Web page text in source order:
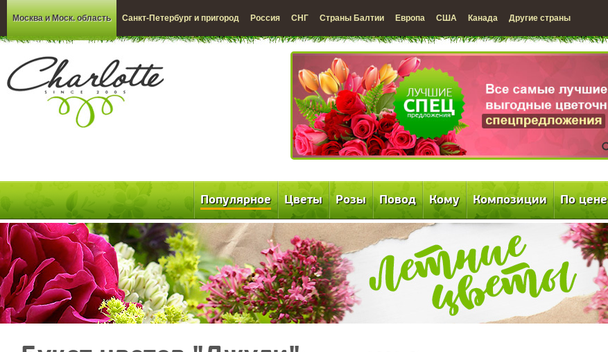
Москва и Моск. область Санкт-Петербург и пригород Россия СНГ Страны Балтии Европа США Канада Другие страны
1
Популярное Цветы Розы Повод Кому Композиции По цене